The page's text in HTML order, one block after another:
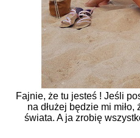
Fajnie, że tu jesteś ! Jeśli
na dłużej będzie mi
świata. A ja zrobię